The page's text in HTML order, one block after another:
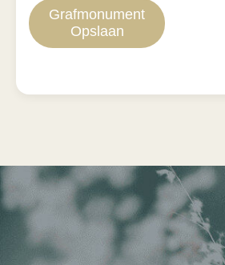
Grafmonument
Opslaan